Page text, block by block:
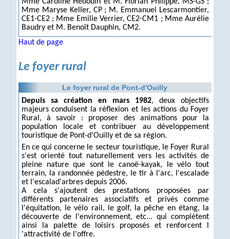
Mme Maryse Keller, CP ; M. Emmanuel Lescarmontier,
CE1-CE2 ; Mme Emilie Verrier, CE2-CM1 ; Mme Aurélie
Baudry et M. Benoît Dauphin, CM2.
Haut de page
Le foyer rural
Le foyer rural de Pont-d'Ouilly
Depuis sa création en mars 1982, deux objectifs
majeurs conduisent la réflexion et les actions du Foyer
Rural, à savoir : proposer des animations pour la
population locale et contribuer au développement
touristique de Pont-d'Ouilly et de sa région.
En ce qui concerne le secteur touristique, le Foyer Rural
s'est orienté tout naturellement vers les activités de
pleine nature que sont le canoë-kayak, le vélo tout
terrain, la randonnée pédestre, le tir à l'arc, l'escalade
et l'escalad'arbres depuis 2006.
A cela s'ajoutent des prestations proposées par
différents partenaires associatifs et privés comme
l'équitation, le vélo rail, le golf, la pêche en étang, la
découverte de l'environnement, etc... qui complètent
ainsi la palette de loisirs proposés et renforcent l
'attractivité de l'offre.